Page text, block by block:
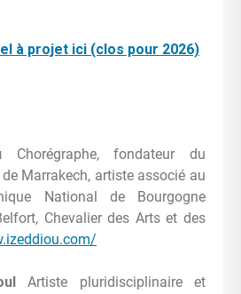
à projet ici (clos pour 2026)
Chorégraphe, fondateur du
Marrakech, artiste associé au
National de Bourgogne
Chevalier des Arts et des
Artiste pluridisciplinaire et